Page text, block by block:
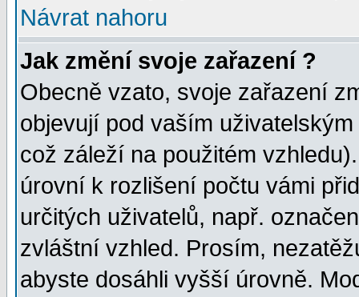
Návrat nahoru
Jak změní svoje zařazení ?
Obecně vzato, svoje zařazení
objevují pod vaším
což záleží na použitém
úrovní k rozlišení počtu vámi
určitých uživatelů, např.
zvláštní vzhled. Prosím,
abyste dosáhli vyšší úrovně.